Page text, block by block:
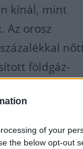
of your
the below opt-out
kínál, mint
Az orosz
földgáz-
LNG